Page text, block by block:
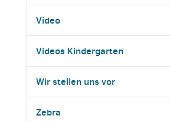
Video
Videos Kindergarten
Wir stellen uns vor
Zebra